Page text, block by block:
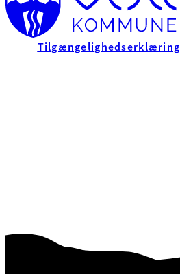
Tilgængelighedserklæring